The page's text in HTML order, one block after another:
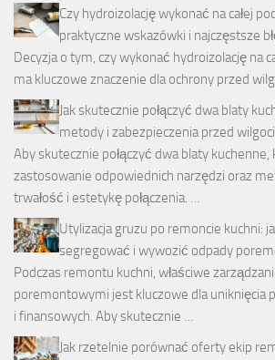
Czy hydroizolację wykonać na całej
praktyczne wskazówki i najczęstsze
Decyzja o tym, czy wykonać hydroizolację na
ma kluczowe znaczenie dla ochrony przed
Jak skutecznie połączyć dwa blaty
metody i zabezpieczenia przed
Aby skutecznie połączyć dwa blaty
zastosowanie odpowiednich narzędzi oraz
trwałość i estetykę połączenia. …
Utylizacja gruzu po remoncie kuchni:
segregować i wywozić odpady
Podczas remontu kuchni, właściwe
poremontowymi jest kluczowe dla uniknięcia
i finansowych. Aby skutecznie …
Jak rzetelnie porównać oferty ekip